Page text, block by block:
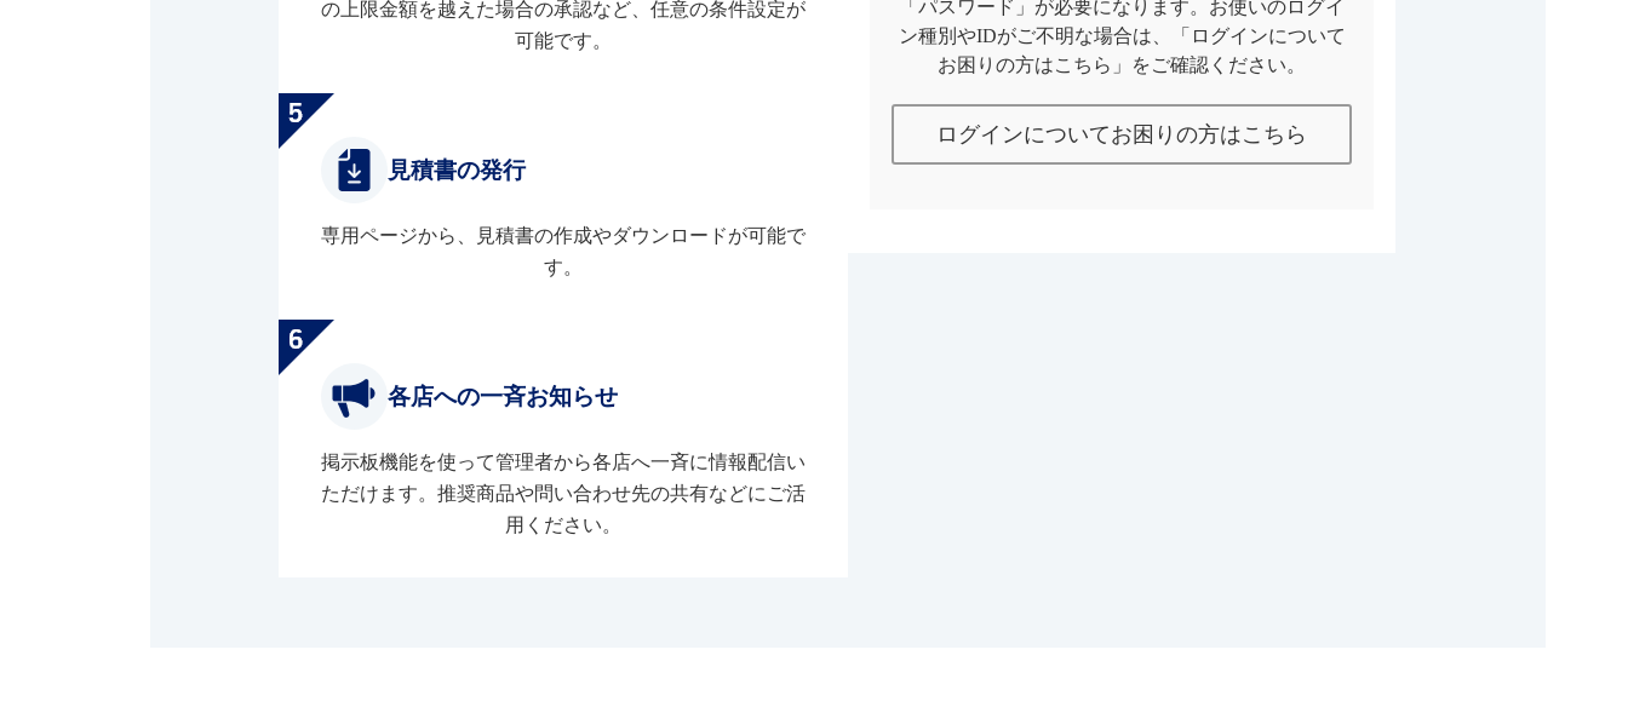
の上限金額を越えた場合の承認など、任意の条件設定が
可能です。
見積書の発行
専用ページから、見積書の作成やダウンロードが可能で
す。
各店への一斉お知らせ
掲示板機能を使って管理者から各店へ一斉に情報配信い
ただけます。推奨商品や問い合わせ先の共有などにご活
用ください。
「パスワード」が必要になります。お使いのログイ
ン種別やIDがご不明な場合は、「ログインについて
お困りの方はこちら」をご確認ください。
ログインについてお困りの方はこちら